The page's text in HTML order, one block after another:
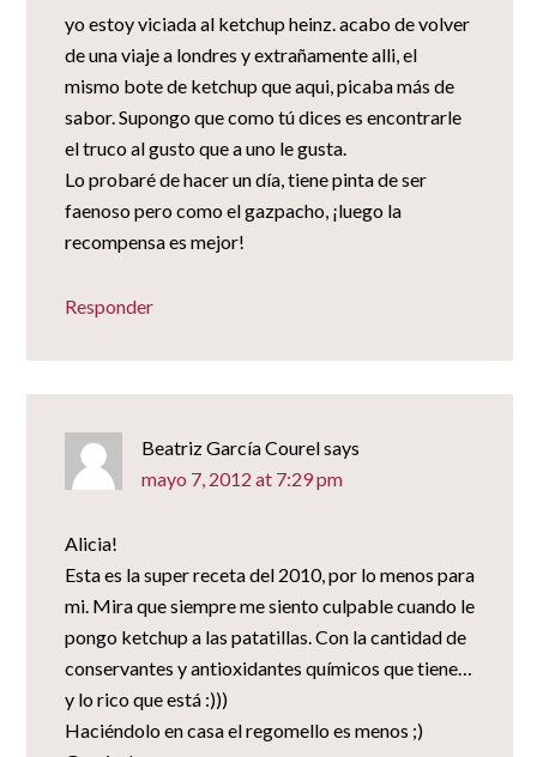
yo estoy viciada al ketchup heinz. acabo de volver
de una viaje a londres y extrañamente alli, el
mismo bote de ketchup que aqui, picaba más de
sabor. Supongo que como tú dices es encontrarle
el truco al gusto que a uno le gusta.
Lo probaré de hacer un día, tiene pinta de ser
faenoso pero como el gazpacho, ¡luego la
recompensa es mejor!
Responder
Beatriz García Courelsays
mayo 7, 2012 at 7:29 pm
Alicia!
Esta es la super receta del 2010, por lo menos para
mi. Mira que siempre me siento culpable cuando le
pongo ketchup a las patatillas. Con la cantidad de
conservantes y antioxidantes químicos que tiene…
y lo rico que está :)))
Haciéndolo en casa el regomello es menos ;)